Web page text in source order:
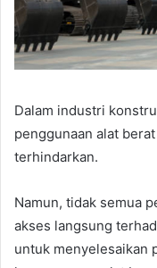
Dalam industri
penggunaan alat
terhindarkan.
Namun, tidak semua
akses langsung
untuk menyelesaikan